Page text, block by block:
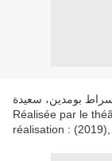
Réalisée par le
réalisation :